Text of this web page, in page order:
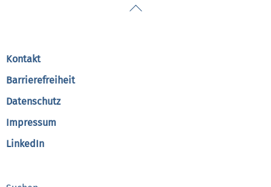
Back
Kontakt
Barrierefreiheit
Datenschutz
Impressum
LinkedIn